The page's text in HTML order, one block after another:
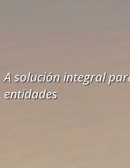
A solución integral
entidades